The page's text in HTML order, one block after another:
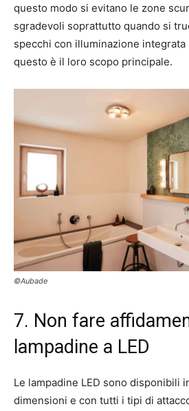
questo modo si evitano le zone
sgradevoli soprattutto quando si
specchi con illuminazione
questo è il loro scopo principale.
©Aubade
7. Non fare
lampadine a LED
Le lampadine LED sono disponibili
dimensioni e con tutti i tipi di